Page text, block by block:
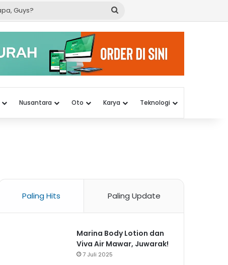
Cari
Guys?
Nusantara Oto Karya Teknologi
Paling Hits Paling Update
Marina Body Lotion dan
Viva Air Mawar, Juwarak!
7 Juli 2025